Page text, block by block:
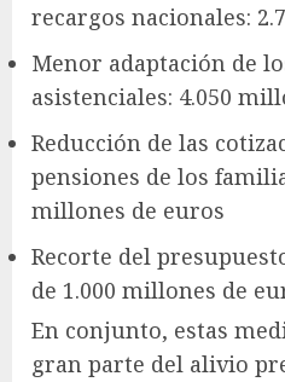
recargos nacionales:
Menor adaptación de
asistenciales: 4.050
Reducción de las
pensiones de los
millones de euros
Recorte del
de 1.000 millones de
En conjunto, estas
gran parte del alivio